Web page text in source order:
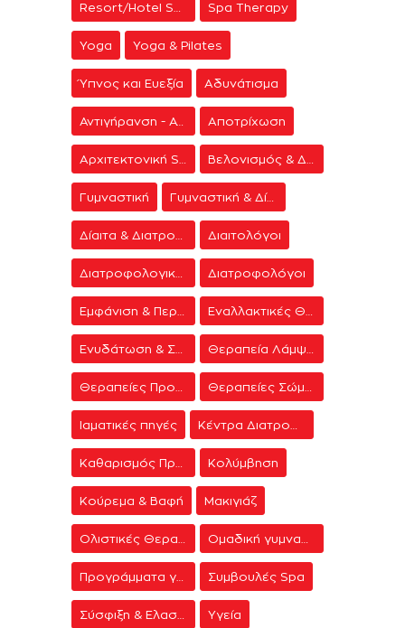
Spa Therapy
Yoga Yoga & Pilates
Ύπνος και Ευεξία Αδυνάτισμα
Αντιγήρανση - Ανάπλαση Προσώπου Αποτρίχωση
Γυμναστική Γυμναστική & Δίαιτα
Διαιτολόγοι
Διατροφολόγοι
Ιαματικές πηγές
Κολύμβηση
Κούρεμα & Βαφή Μακιγιάζ
Συμβουλές Spa
Υγεία